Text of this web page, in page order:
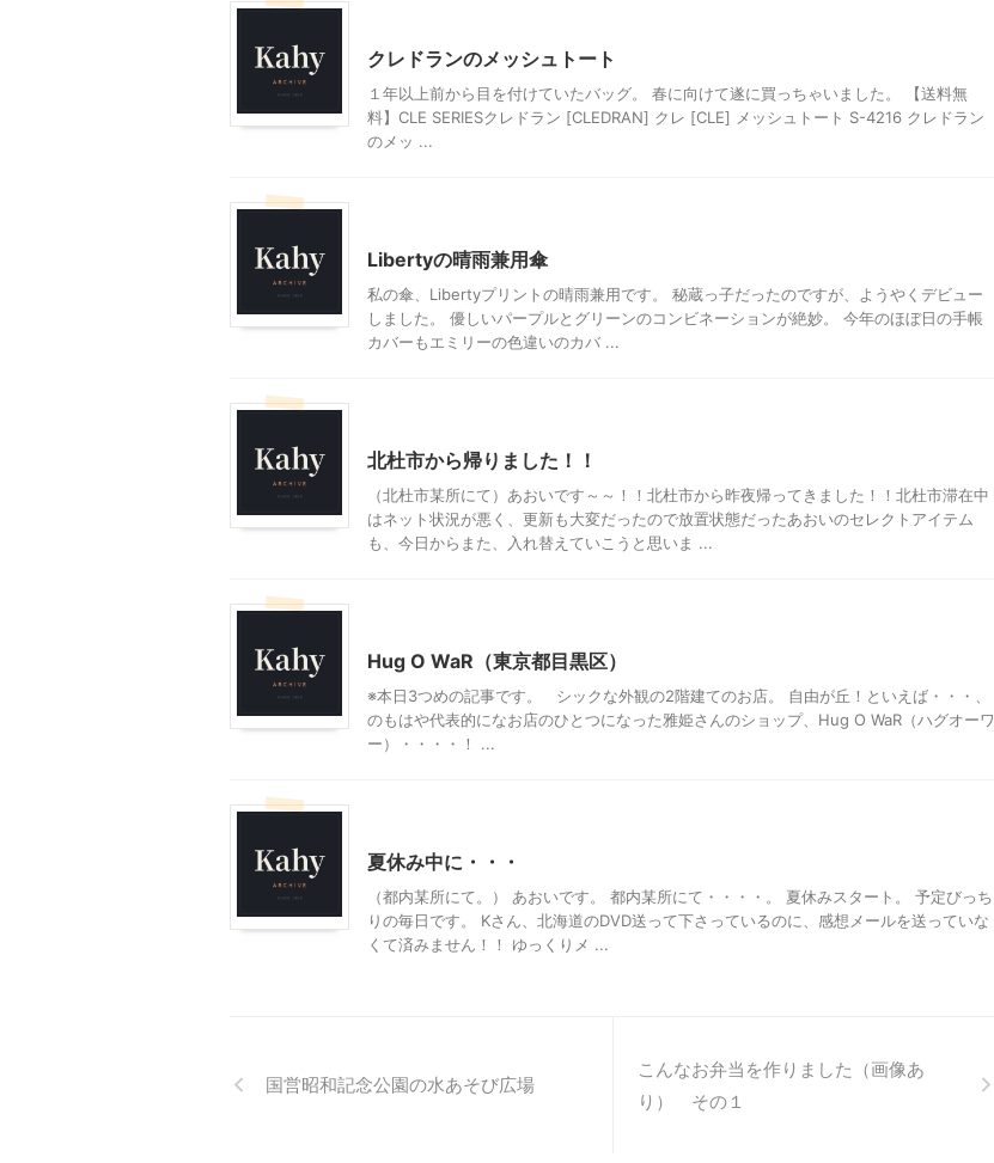
クレドランのメッシュトート
１年以上前から目を付けていたバッグ。 春に向けて遂に買っちゃいました。 【送料無
料】CLE SERIESクレドラン [CLEDRAN] クレ [CLE] メッシュトート S-4216 クレドラン
のメッ ...
Libertyの晴雨兼用傘
私の傘、Libertyプリントの晴雨兼用です。 秘蔵っ子だったのですが、ようやくデビュー
しました。 優しいパープルとグリーンのコンビネーションが絶妙。 今年のほぼ日の手帳
カバーもエミリーの色違いのカバ ...
北杜市から帰りました！！
（北杜市某所にて）あおいです～～！！北杜市から昨夜帰ってきました！！北杜市滞在中
はネット状況が悪く、更新も大変だったので放置状態だったあおいのセレクトアイテム
も、今日からまた、入れ替えていこうと思いま ...
Hug O WaR（東京都目黒区）
※本日3つめの記事です。 シックな外観の2階建てのお店。 自由が丘！といえば・・・、
のもはや代表的になお店のひとつになった雅姫さんのショップ、Hug O WaR（ハグオーワ
ー）・・・・！ ...
夏休み中に・・・
（都内某所にて。） あおいです。 都内某所にて・・・・。 夏休みスタート。 予定びっち
りの毎日です。 Kさん、北海道のDVD送って下さっているのに、感想メールを送っていな
くて済みません！！ ゆっくりメ ...
国営昭和記念公園の水あそび広場
こんなお弁当を作りました（画像あ
り） その１